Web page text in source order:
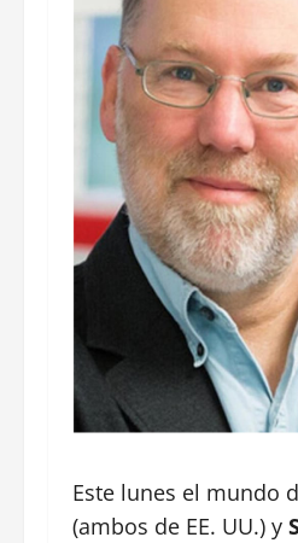
Este lunes el mundo
(ambos de EE. UU.) y